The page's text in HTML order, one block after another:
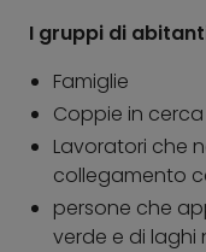
I gruppi di
Famiglie
Coppie in
Lavoratori che
collegamento
persone che
verde e di laghi